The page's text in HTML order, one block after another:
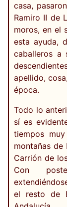
casa,
Ramiro II de
moros, en el
esta ayuda,
caballeros a
apellido,
época.
Todo lo
sí es
tiempos
montañas
Carrión de
Con
el resto de